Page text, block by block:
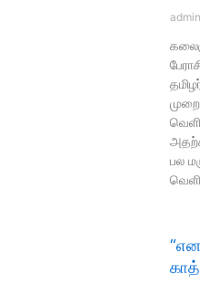
admin
பல